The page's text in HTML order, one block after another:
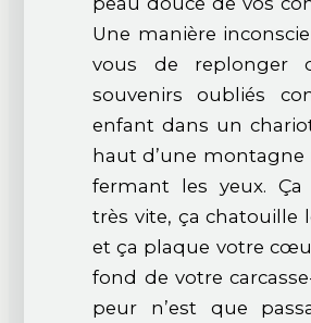
Une manière
vous de replonger
souvenirs oubliés
enfant dans un
haut d’une montagne
fermant les yeux. Ça
très vite, ça chatouille
et ça plaque votre
fond de votre
peur n’est que